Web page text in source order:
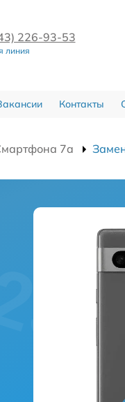
226-93-53
линия
Контакты
7a